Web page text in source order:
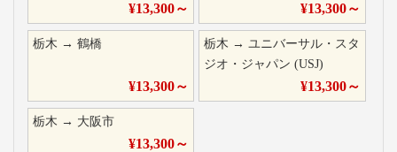
¥13,300～ ¥13,300～
栃木 → 鶴橋
¥13,300～
栃木 →ユニバーサル・スタ
ジオ・ジャパン (USJ)
¥13,300～
栃木 → 大阪市
¥13,300～